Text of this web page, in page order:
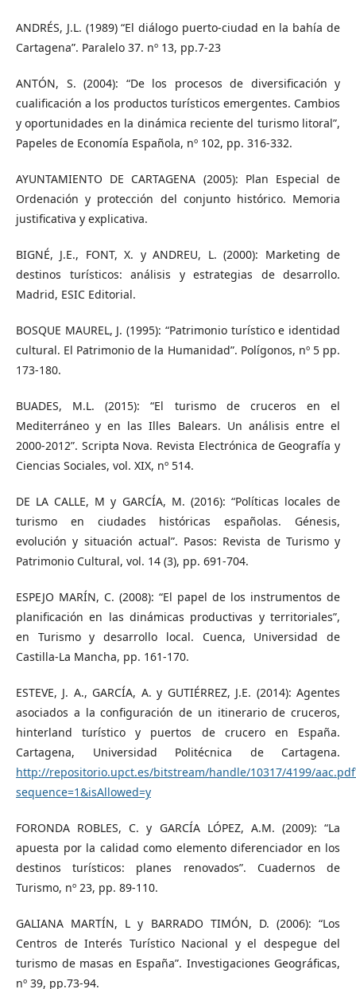
ANDRÉS, J.L. (1989) “El diálogo puerto-ciudad en la bahía de
Cartagena”. Paralelo 37. nº 13, pp.7-23
ANTÓN, S. (2004): “De los procesos de diversificación y
cualificación a los productos turísticos emergentes. Cambios
y oportunidades en la dinámica reciente del turismo litoral”,
Papeles de Economía Española, nº 102, pp. 316-332.
AYUNTAMIENTO DE CARTAGENA (2005): Plan Especial de
Ordenación y protección del conjunto histórico. Memoria
justificativa y explicativa.
BIGNÉ, J.E., FONT, X. y ANDREU, L. (2000): Marketing de
destinos turísticos: análisis y estrategias de desarrollo.
Madrid, ESIC Editorial.
BOSQUE MAUREL, J. (1995): “Patrimonio turístico e identidad
cultural. El Patrimonio de la Humanidad”. Polígonos, nº 5 pp.
173-180.
BUADES, M.L. (2015): “El turismo de cruceros en el
Mediterráneo y en las Illes Balears. Un análisis entre el
2000-2012”. Scripta Nova. Revista Electrónica de Geografía y
Ciencias Sociales, vol. XIX, nº 514.
DE LA CALLE, M y GARCÍA, M. (2016): “Políticas locales de
turismo en ciudades históricas españolas. Génesis,
evolución y situación actual”. Pasos: Revista de Turismo y
Patrimonio Cultural, vol. 14 (3), pp. 691-704.
ESPEJO MARÍN, C. (2008): “El papel de los instrumentos de
planificación en las dinámicas productivas y territoriales”,
en Turismo y desarrollo local. Cuenca, Universidad de
Castilla-La Mancha, pp. 161-170.
ESTEVE, J. A., GARCÍA, A. y GUTIÉRREZ, J.E. (2014): Agentes
asociados a la configuración de un itinerario de cruceros,
hinterland turístico y puertos de crucero en España.
Cartagena, Universidad Politécnica de Cartagena.
http://repositorio.upct.es/bitstream/handle/10317/4199/
sequence=1&isAllowed=y
FORONDA ROBLES, C. y GARCÍA LÓPEZ, A.M. (2009): “La
apuesta por la calidad como elemento diferenciador en los
destinos turísticos: planes renovados”. Cuadernos de
Turismo, nº 23, pp. 89-110.
GALIANA MARTÍN, L y BARRADO TIMÓN, D. (2006): “Los
Centros de Interés Turístico Nacional y el despegue del
turismo de masas en España”. Investigaciones Geográficas,
nº 39, pp.73-94.